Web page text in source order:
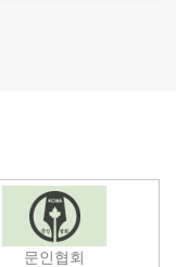
문인협회